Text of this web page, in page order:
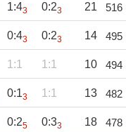
1:43 0:23 21 516
0:43 0:23 14 495
1:1 1:1 10 494
0:13 1:1 13 482
0:25 0:33 18 478